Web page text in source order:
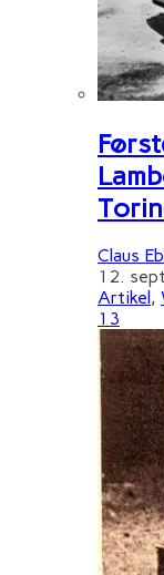
Claus
12.
Artikel ,
13